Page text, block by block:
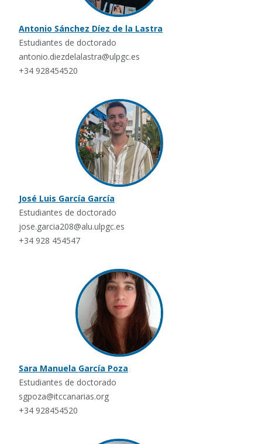
Antonio Sánchez Díez de la Lastra
Estudiantes de doctorado
antonio.diezdelalastra@ulpgc.es
+34 928454520
José Luis García García
Estudiantes de doctorado
jose.garcia208@alu.ulpgc.es
+34 928 454547
Sara Manuela García Poza
Estudiantes de doctorado
sgpoza@itccanarias.org
+34 928454520